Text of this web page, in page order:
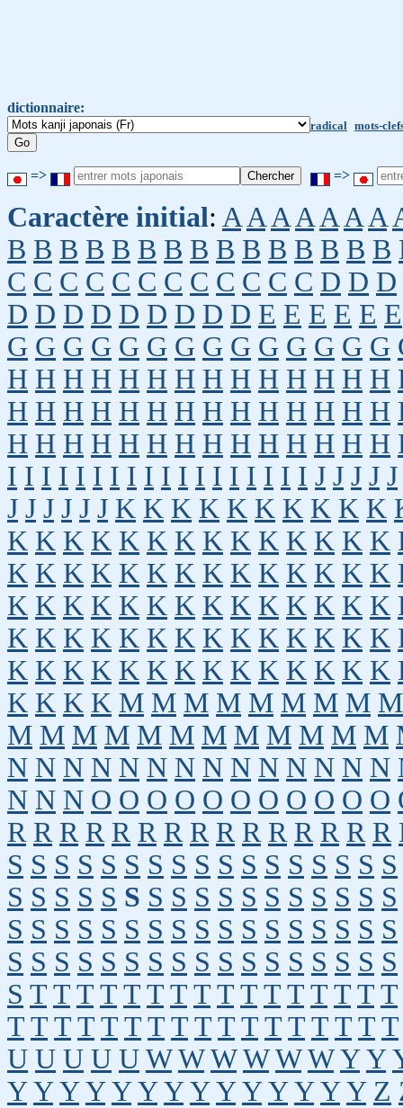
dictionnaire:
radical mots-
=> =>
Caractère initial: A A A A A A A
B B B B B B B B B B B B B B B
C C C C C C C C C C C C D D D
D D D D D D D D D E E E E E E
G G G G G G G G G G G G G G
H H H H H H H H H H H H H H
H H H H H H H H H H H H H H
H H H H H H H H H H H H H H
I I I I I I I I I I I I I I I I I I J J J J J
J J J J J J K K K K K K K K K K
K K K K K K K K K K K K K K
K K K K K K K K K K K K K K
K K K K K K K K K K K K K K
K K K K K K K K K K K K K K
K K K K K K K K K K K K K K
K K K K M M M M M M M M M
M M M M M M M M M M M M
N N N N N N N N N N N N N N
N N N O O O O O O O O O O O
R R R R R R R R R R R R R R R
S S S S S S S S S S S S S S S S S
S S S S S S S S S S S S S S S S S
S S S S S S S S S S S S S S S S S
S S S S S S S S S S S S S S S S S
S T T T T T T T T T T T T T T T T
T T T T T T T T T T T T T T T T T
U U U U U W W W W W W Y Y
Y Y Y Y Y Y Y Y Y Y Y Y Y Y Z